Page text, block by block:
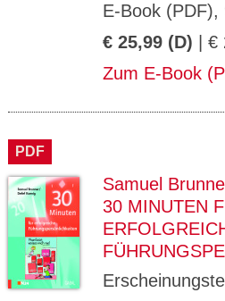
E-Book
€ 25,99 (D) | €
Zum E-Book
PDF
Samuel
30 MINUTEN